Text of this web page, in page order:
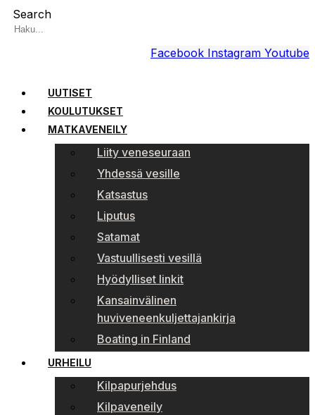
Search
Facebook Instagram Youtube
UUTISET
KOULUTUKSET
MATKAVENEILY
Liity veneseuraan
Yhdessä vesille
Katsastus
Liputus
Satamat
Vastuullisesti vesillä
Hyödylliset linkit
Kansainvälinen
huviveneenkuljettajankirja
Boating in Finland
URHEILU
Kilpapurjehdus
Kilpaveneily